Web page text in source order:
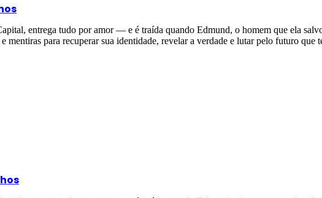
entrega tudo por amor — e é traída quando Edmund, o homem que ela
mentiras para recuperar sua identidade, revelar a verdade e lutar pelo futuro que